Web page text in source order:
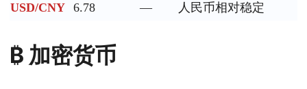
USD/CNY 6.78 — 人民币相对稳定
₿ 加密货币